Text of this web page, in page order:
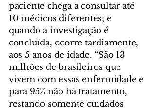
paciente chega a consultar até
10 médicos diferentes; e
quando a investigação é
concluída, ocorre tardiamente,
aos 5 anos de idade. “São 13
milhões de brasileiros que
vivem com essas enfermidade e
para 95% não há tratamento,
restando somente cuidados